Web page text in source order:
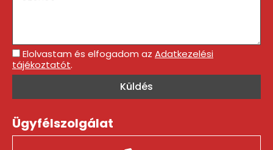
Elolvastam és elfogadom az Adatkezelési
tájékoztatót.
Küldés
Ügyfélszolgálat